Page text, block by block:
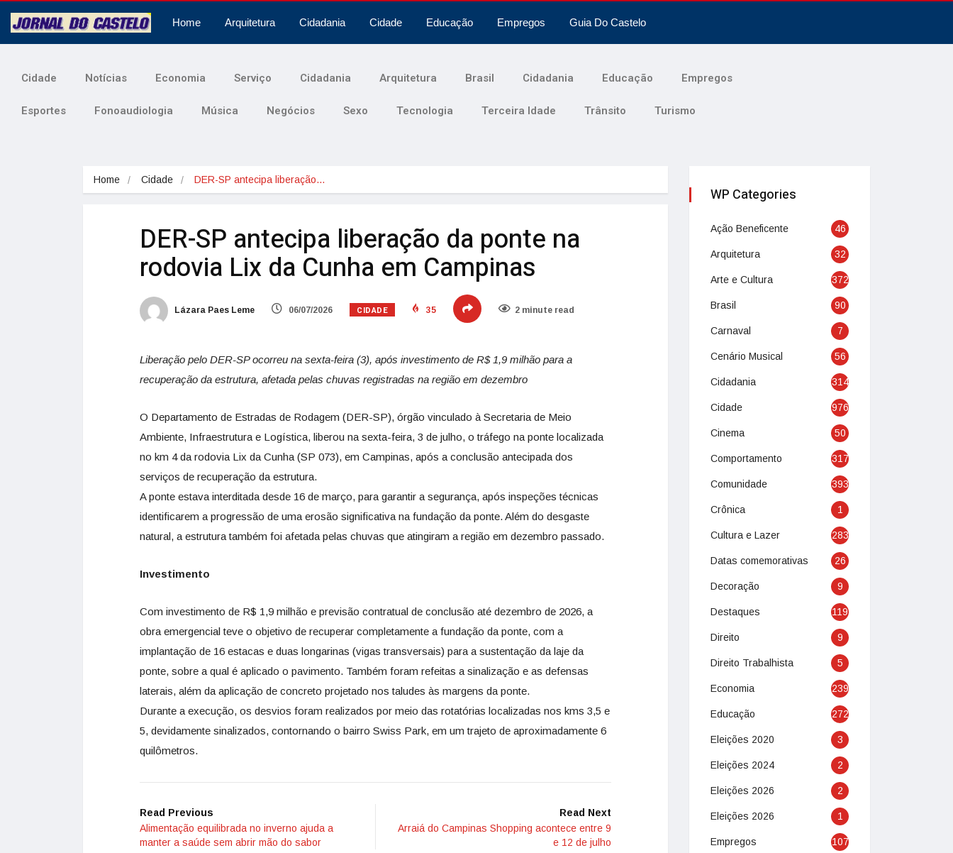
Home Arquitetura Cidadania Cidade Educação Empregos Guia Do Castelo
Cidade Notícias Economia Serviço Cidadania Arquitetura Brasil Cidadania Educação Empregos
Esportes Fonoaudiologia Música Negócios Sexo Tecnologia Terceira Idade Trânsito Turismo
Home Cidade DER-SP antecipa liberação…
DER-SP antecipa liberação da ponte na
rodovia Lix da Cunha em Campinas
Lázara Paes Leme 06/07/2026 CIDADE 35 2 minute read
Liberação pelo DER-SP ocorreu na sexta-feira (3), após investimento de R$ 1,9 milhão para a
recuperação da estrutura, afetada pelas chuvas registradas na região em dezembro
O Departamento de Estradas de Rodagem (DER-SP), órgão vinculado à Secretaria de Meio
Ambiente, Infraestrutura e Logística, liberou na sexta-feira, 3 de julho, o tráfego na ponte localizada
no km 4 da rodovia Lix da Cunha (SP 073), em Campinas, após a conclusão antecipada dos
serviços de recuperação da estrutura.
A ponte estava interditada desde 16 de março, para garantir a segurança, após inspeções técnicas
identificarem a progressão de uma erosão significativa na fundação da ponte. Além do desgaste
natural, a estrutura também foi afetada pelas chuvas que atingiram a região em dezembro passado.
Investimento
Com investimento de R$ 1,9 milhão e previsão contratual de conclusão até dezembro de 2026, a
obra emergencial teve o objetivo de recuperar completamente a fundação da ponte, com a
implantação de 16 estacas e duas longarinas (vigas transversais) para a sustentação da laje da
ponte, sobre a qual é aplicado o pavimento. Também foram refeitas a sinalização e as defensas
laterais, além da aplicação de concreto projetado nos taludes às margens da ponte.
Durante a execução, os desvios foram realizados por meio das rotatórias localizadas nos kms 3,5 e
5, devidamente sinalizados, contornando o bairro Swiss Park, em um trajeto de aproximadamente 6
quilômetros.
Read Previous
Alimentação equilibrada no inverno ajuda a
manter a saúde sem abrir mão do sabor
Read Next
Arraiá do Campinas Shopping acontece entre 9
e 12 de julho
WP Categories
Ação Beneficente 46
Arquitetura 32
Arte e Cultura 372
Brasil 90
Carnaval 7
Cenário Musical 56
Cidadania 314
Cidade 976
Cinema 50
Comportamento 317
Comunidade 393
Crônica 1
Cultura e Lazer 283
Datas comemorativas 26
Decoração 9
Destaques 119
Direito 9
Direito Trabalhista 5
Economia 239
Educação 272
Eleições 2020 3
Eleições 2024 2
Eleições 2026 2
Eleições 2026 1
Empregos 107